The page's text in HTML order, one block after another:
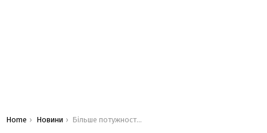
You are here:
Home Новини Більше потужності та ваги: суперкар Nissan Skyline GT-R перевели на електротягу